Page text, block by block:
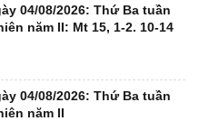
04/08/2026: Thứ Ba tuần
năm II: Mt 15, 1-2. 10-14
04/08/2026: Thứ Ba tuần
năm II